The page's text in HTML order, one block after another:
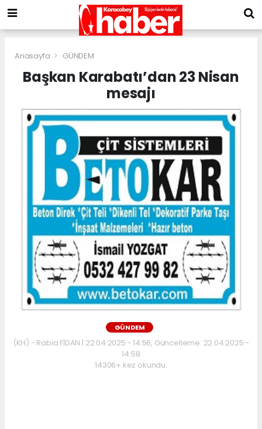
Anasayfa GÜNDEM
Başkan Karabatı’dan 23 Nisan
mesajı
GÜNDEM
(KH) - Rabia FİDAN | 22.04.2025 - 14:56, Güncelleme: 22.04.2025 -
14:58
14306+ kez okundu.